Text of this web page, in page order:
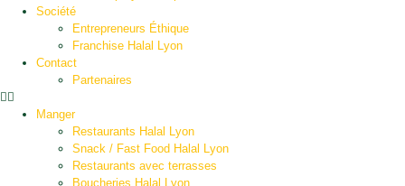
Société
Entrepreneurs Éthique
Franchise Halal Lyon
Contact
Partenaires
Manger
Restaurants Halal Lyon
Snack / Fast Food Halal Lyon
Restaurants avec terrasses
Boucheries Halal Lyon